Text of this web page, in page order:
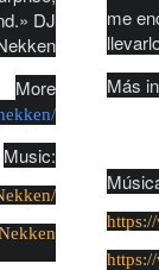
DJ
More
Music:
me
Más